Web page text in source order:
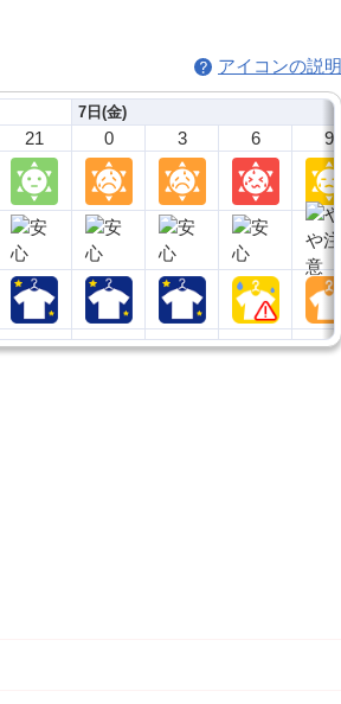
アイコンの説明
21
7日(金)
0 3 6 9